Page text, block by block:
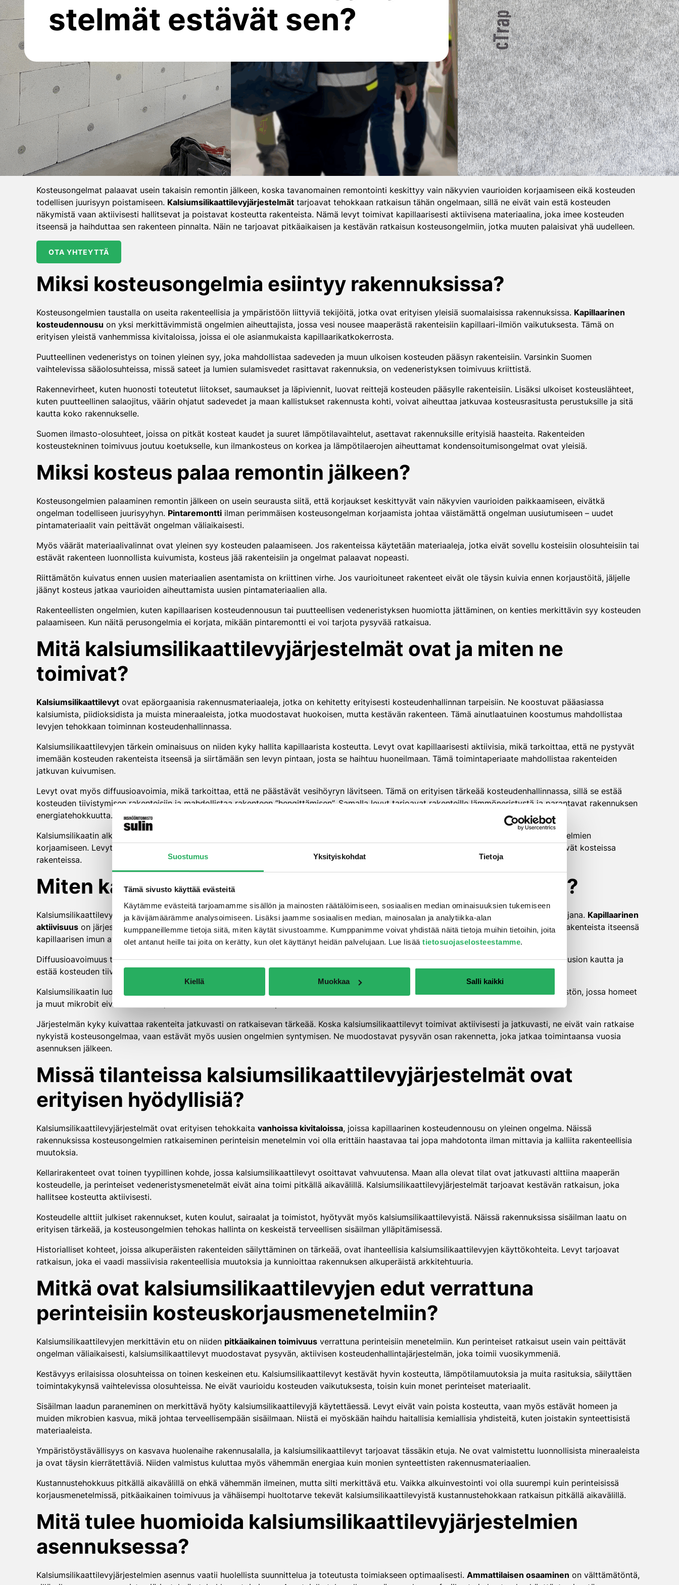
Suostumus Yksityiskohdat Tietoja
Tämä sivusto käyttää evästeitä
Käytämme evästeitä tarjoamamme sisällön ja mainosten räätälöimiseen, sosiaalisen median ominaisuuksien tukemiseen
ja kävijämäärämme analysoimiseen. Lisäksi jaamme sosiaalisen median, mainosalan ja analytiikka-alan
kumppaneillemme tietoja siitä, miten käytät sivustoamme. Kumppanimme voivat yhdistää näitä tietoja muihin tietoihin, joita
olet antanut heille tai joita on kerätty, kun olet käyttänyt heidän palvelujaan. Lue lisää tietosuojaselosteestamme.
Kiellä Muokkaa Salli kaikki
stelmät estävät sen?
Kosteusongelmat palaavat usein takaisin remontin jälkeen, koska tavanomainen remontointi keskittyy vain näkyvien vaurioiden korjaamiseen eikä kosteuden
todellisen juurisyyn poistamiseen. Kalsiumsilikaattilevyjärjestelmät tarjoavat tehokkaan ratkaisun tähän ongelmaan, sillä ne eivät vain estä kosteuden
näkymistä vaan aktiivisesti hallitsevat ja poistavat kosteutta rakenteista. Nämä levyt toimivat kapillaarisesti aktiivisena materiaalina, joka imee kosteuden
itseensä ja haihduttaa sen rakenteen pinnalta. Näin ne tarjoavat pitkäaikaisen ja kestävän ratkaisun kosteusongelmiin, jotka muuten palaisivat yhä uudelleen.
OTA YHTEYTTÄ
Miksi kosteusongelmia esiintyy rakennuksissa?
Kosteusongelmien taustalla on useita rakenteellisia ja ympäristöön liittyviä tekijöitä, jotka ovat erityisen yleisiä suomalaisissa rakennuksissa. Kapillaarinen
kosteudennousu on yksi merkittävimmistä ongelmien aiheuttajista, jossa vesi nousee maaperästä rakenteisiin kapillaari-ilmiön vaikutuksesta. Tämä on
erityisen yleistä vanhemmissa kivitaloissa, joissa ei ole asianmukaista kapillaarikatkokerrosta.
Puutteellinen vedeneristys on toinen yleinen syy, joka mahdollistaa sadeveden ja muun ulkoisen kosteuden pääsyn rakenteisiin. Varsinkin Suomen
vaihtelevissa sääolosuhteissa, missä sateet ja lumien sulamisvedet rasittavat rakennuksia, on vedeneristyksen toimivuus kriittistä.
Rakennevirheet, kuten huonosti toteutetut liitokset, saumaukset ja läpiviennit, luovat reittejä kosteuden pääsylle rakenteisiin. Lisäksi ulkoiset kosteuslähteet,
kuten puutteellinen salaojitus, väärin ohjatut sadevedet ja maan kallistukset rakennusta kohti, voivat aiheuttaa jatkuvaa kosteusrasitusta perustuksille ja sitä
kautta koko rakennukselle.
Suomen ilmasto-olosuhteet, joissa on pitkät kosteat kaudet ja suuret lämpötilavaihtelut, asettavat rakennuksille erityisiä haasteita. Rakenteiden
kosteustekninen toimivuus joutuu koetukselle, kun ilmankosteus on korkea ja lämpötilaerojen aiheuttamat kondensoitumisongelmat ovat yleisiä.
Miksi kosteus palaa remontin jälkeen?
Kosteusongelmien palaaminen remontin jälkeen on usein seurausta siitä, että korjaukset keskittyvät vain näkyvien vaurioiden paikkaamiseen, eivätkä
ongelman todelliseen juurisyyhyn. Pintaremontti ilman perimmäisen kosteusongelman korjaamista johtaa väistämättä ongelman uusiutumiseen – uudet
pintamateriaalit vain peittävät ongelman väliaikaisesti.
Myös väärät materiaalivalinnat ovat yleinen syy kosteuden palaamiseen. Jos rakenteissa käytetään materiaaleja, jotka eivät sovellu kosteisiin olosuhteisiin tai
estävät rakenteen luonnollista kuivumista, kosteus jää rakenteisiin ja ongelmat palaavat nopeasti.
Riittämätön kuivatus ennen uusien materiaalien asentamista on kriittinen virhe. Jos vaurioituneet rakenteet eivät ole täysin kuivia ennen korjaustöitä, jäljelle
jäänyt kosteus jatkaa vaurioiden aiheuttamista uusien pintamateriaalien alla.
Rakenteellisten ongelmien, kuten kapillaarisen kosteudennousun tai puutteellisen vedeneristyksen huomiotta jättäminen, on kenties merkittävin syy kosteuden
palaamiseen. Kun näitä perusongelmia ei korjata, mikään pintaremontti ei voi tarjota pysyvää ratkaisua.
Mitä kalsiumsilikaattilevyjärjestelmät ovat ja miten ne
toimivat?
Kalsiumsilikaattilevyt ovat epäorgaanisia rakennusmateriaaleja, jotka on kehitetty erityisesti kosteudenhallinnan tarpeisiin. Ne koostuvat pääasiassa
kalsiumista, piidioksidista ja muista mineraaleista, jotka muodostavat huokoisen, mutta kestävän rakenteen. Tämä ainutlaatuinen koostumus mahdollistaa
levyjen tehokkaan toiminnan kosteudenhallinnassa.
Kalsiumsilikaattilevyjen tärkein ominaisuus on niiden kyky hallita kapillaarista kosteutta. Levyt ovat kapillaarisesti aktiivisia, mikä tarkoittaa, että ne pystyvät
imemään kosteuden rakenteista itseensä ja siirtämään sen levyn pintaan, josta se haihtuu huoneilmaan. Tämä toimintaperiaate mahdollistaa rakenteiden
jatkuvan kuivumisen.
Levyt ovat myös diffuusioavoimia, mikä tarkoittaa, että ne päästävät vesihöyryn lävitseen. Tämä on erityisen tärkeää kosteudenhallinnassa, sillä se estää
kosteuden tiivistymisen rakenteisiin ja mahdollistaa rakenteen ”hengittämisen”. Samalla levyt tarjoavat rakenteille lämmöneristystä ja parantavat rakennuksen
energiatehokkuutta.
Kalsiumsilikaatin alkalinen luonne tarjoaa luonnollisen suojan homekasvustoa vastaan, mikä tekee siitä erinomaisen materiaalin kosteusongelmien
korjaamiseen. Levyt eivät vain hallitse kosteutta, vaan myös estävät homeen ja muiden mikro-organismien kasvua, jotka tyypillisesti viihtyvät kosteissa
rakenteissa.
Miten kalsiumsilikaattilevyt estävät kosteuden paluun?
Kalsiumsilikaattilevyt estävät kosteuden paluun toimimalla jatkuvana ja aktiivisena kosteudenhallintajärjestelmänä, ei vain väliaikaisena suojana. Kapillaarinen
aktiivisuus on järjestelmän keskeisin ominaisuus, joka mahdollistaa kosteuden jatkuvan poistumisen rakenteista. Levyt imevät kosteuden rakenteista itseensä
kapillaarisen imun avulla ja siirtävät sen pintaan, josta se haihtuu huoneilmaan.
Diffuusioavoimuus tarkoittaa, että levyt päästävät vesihöyryn läpi molempiin suuntiin. Tämä mahdollistaa rakenteen kuivumisen myös diffuusion kautta ja
estää kosteuden tiivistymisen rakenteen sisään. Rakenteen ”hengittäminen” on oleellista pitkäaikaisessa kosteudenhallinnassa.
Kalsiumsilikaatin luontainen alkalinen suoja homekasvustoa vastaan on merkittävä etu. Korkean pH-arvonsa ansiosta materiaali luo ympäristön, jossa homeet
ja muut mikrobit eivät voi kasvaa, vaikka kosteutta olisikin tilapäisesti läsnä.
Järjestelmän kyky kuivattaa rakenteita jatkuvasti on ratkaisevan tärkeää. Koska kalsiumsilikaattilevyt toimivat aktiivisesti ja jatkuvasti, ne eivät vain ratkaise
nykyistä kosteusongelmaa, vaan estävät myös uusien ongelmien syntymisen. Ne muodostavat pysyvän osan rakennetta, joka jatkaa toimintaansa vuosia
asennuksen jälkeen.
Missä tilanteissa kalsiumsilikaattilevyjärjestelmät ovat
erityisen hyödyllisiä?
Kalsiumsilikaattilevyjärjestelmät ovat erityisen tehokkaita vanhoissa kivitaloissa, joissa kapillaarinen kosteudennousu on yleinen ongelma. Näissä
rakennuksissa kosteusongelmien ratkaiseminen perinteisin menetelmin voi olla erittäin haastavaa tai jopa mahdotonta ilman mittavia ja kalliita rakenteellisia
muutoksia.
Kellarirakenteet ovat toinen tyypillinen kohde, jossa kalsiumsilikaattilevyt osoittavat vahvuutensa. Maan alla olevat tilat ovat jatkuvasti alttiina maaperän
kosteudelle, ja perinteiset vedeneristysmenetelmät eivät aina toimi pitkällä aikavälillä. Kalsiumsilikaattilevyjärjestelmät tarjoavat kestävän ratkaisun, joka
hallitsee kosteutta aktiivisesti.
Kosteudelle alttiit julkiset rakennukset, kuten koulut, sairaalat ja toimistot, hyötyvät myös kalsiumsilikaattilevyistä. Näissä rakennuksissa sisäilman laatu on
erityisen tärkeää, ja kosteusongelmien tehokas hallinta on keskeistä terveellisen sisäilman ylläpitämisessä.
Historialliset kohteet, joissa alkuperäisten rakenteiden säilyttäminen on tärkeää, ovat ihanteellisia kalsiumsilikaattilevyjen käyttökohteita. Levyt tarjoavat
ratkaisun, joka ei vaadi massiivisia rakenteellisia muutoksia ja kunnioittaa rakennuksen alkuperäistä arkkitehtuuria.
Mitkä ovat kalsiumsilikaattilevyjen edut verrattuna
perinteisiin kosteuskorjausmenetelmiin?
Kalsiumsilikaattilevyjen merkittävin etu on niiden pitkäaikainen toimivuus verrattuna perinteisiin menetelmiin. Kun perinteiset ratkaisut usein vain peittävät
ongelman väliaikaisesti, kalsiumsilikaattilevyt muodostavat pysyvän, aktiivisen kosteudenhallintajärjestelmän, joka toimii vuosikymmeniä.
Kestävyys erilaisissa olosuhteissa on toinen keskeinen etu. Kalsiumsilikaattilevyt kestävät hyvin kosteutta, lämpötilamuutoksia ja muita rasituksia, säilyttäen
toimintakykynsä vaihtelevissa olosuhteissa. Ne eivät vaurioidu kosteuden vaikutuksesta, toisin kuin monet perinteiset materiaalit.
Sisäilman laadun paraneminen on merkittävä hyöty kalsiumsilikaattilevyjä käytettäessä. Levyt eivät vain poista kosteutta, vaan myös estävät homeen ja
muiden mikrobien kasvua, mikä johtaa terveellisempään sisäilmaan. Niistä ei myöskään haihdu haitallisia kemiallisia yhdisteitä, kuten joistakin synteettisistä
materiaaleista.
Ympäristöystävällisyys on kasvava huolenaihe rakennusalalla, ja kalsiumsilikaattilevyt tarjoavat tässäkin etuja. Ne ovat valmistettu luonnollisista mineraaleista
ja ovat täysin kierrätettäviä. Niiden valmistus kuluttaa myös vähemmän energiaa kuin monien synteettisten rakennusmateriaalien.
Kustannustehokkuus pitkällä aikavälillä on ehkä vähemmän ilmeinen, mutta silti merkittävä etu. Vaikka alkuinvestointi voi olla suurempi kuin perinteisissä
korjausmenetelmissä, pitkäaikainen toimivuus ja vähäisempi huoltotarve tekevät kalsiumsilikaattilevyistä kustannustehokkaan ratkaisun pitkällä aikavälillä.
Mitä tulee huomioida kalsiumsilikaattilevyjärjestelmien
asennuksessa?
Kalsiumsilikaattilevyjärjestelmien asennus vaatii huolellista suunnittelua ja toteutusta toimiakseen optimaalisesti. Ammattilaisen osaaminen on välttämätöntä,